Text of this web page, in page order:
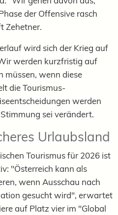
der Offensive rasch
Zehetner.
wird sich der Krieg auf
werden kurzfristig auf
müssen, wenn diese
die Tourismus-
werden
sei verändert.
Urlaubsland
Tourismus für 2026 ist
"Österreich kann als
wenn Ausschau nach
gesucht wird", erwartet
auf Platz vier im "Global